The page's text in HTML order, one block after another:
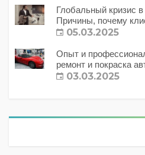
Глобальный кризис
Причины, почему
с этим делать?
05.03.2025
Опыт и
ремонт и покраска
03.03.2025